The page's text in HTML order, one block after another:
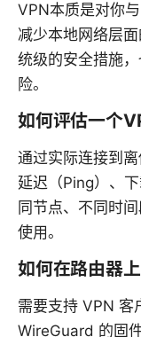
VPN本质是对你
减少本地网络层
统级的安全措施
险。
如何评估一个
通过实际连接到
延迟（Ping）、
同节点、不同时
使用。
如何在路由器
需要支持 VPN 客
WireGuard 的固